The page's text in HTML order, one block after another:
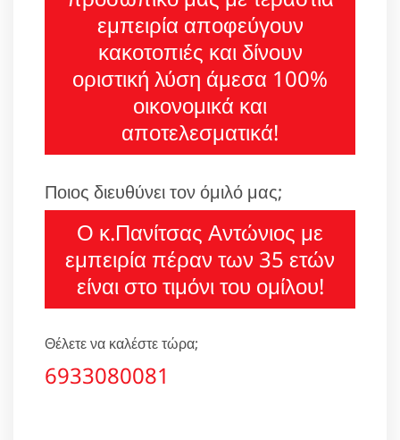
εμπειρία αποφεύγουν
κακοτοπιές και δίνουν
οριστική λύση άμεσα 100%
οικονομικά και
αποτελεσματικά!
Ποιος διευθύνει τον όμιλό μας;
Ο κ.Πανίτσας Αντώνιος με
εμπειρία πέραν των 35 ετών
είναι στο τιμόνι του ομίλου!
Θέλετε να καλέστε τώρα;
6933080081